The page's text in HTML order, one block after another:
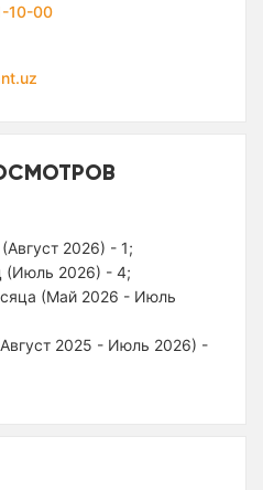
10-00
2026) - 1;
(Июль 2026) - 4;
(Май 2026 - Июль
2025 - Июль 2026) -